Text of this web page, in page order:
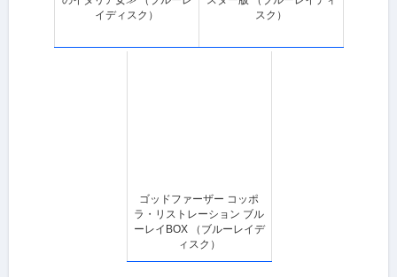
イディスク）
スク）
ゴッドファーザー コッポ
ラ・リストレーション ブル
ーレイBOX （ブルーレイデ
ィスク）